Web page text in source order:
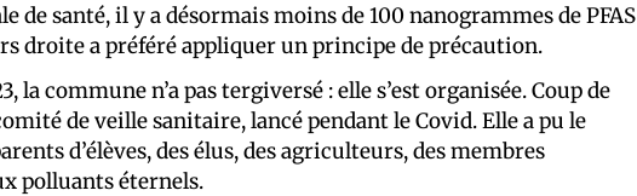
de santé, il y a désormais moins de 100 nanogrammes de PFAS
droite a préféré appliquer un principe de précaution.
la commune n’a pas tergiversé : elle s’est organisée. Coup de
de veille sanitaire, lancé pendant le Covid. Elle a pu le
d’élèves, des élus, des agriculteurs, des membres
polluants éternels.